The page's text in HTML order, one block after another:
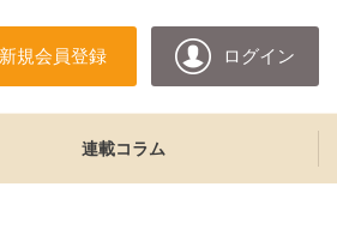
新規会員登録 ログイン
連載コラム